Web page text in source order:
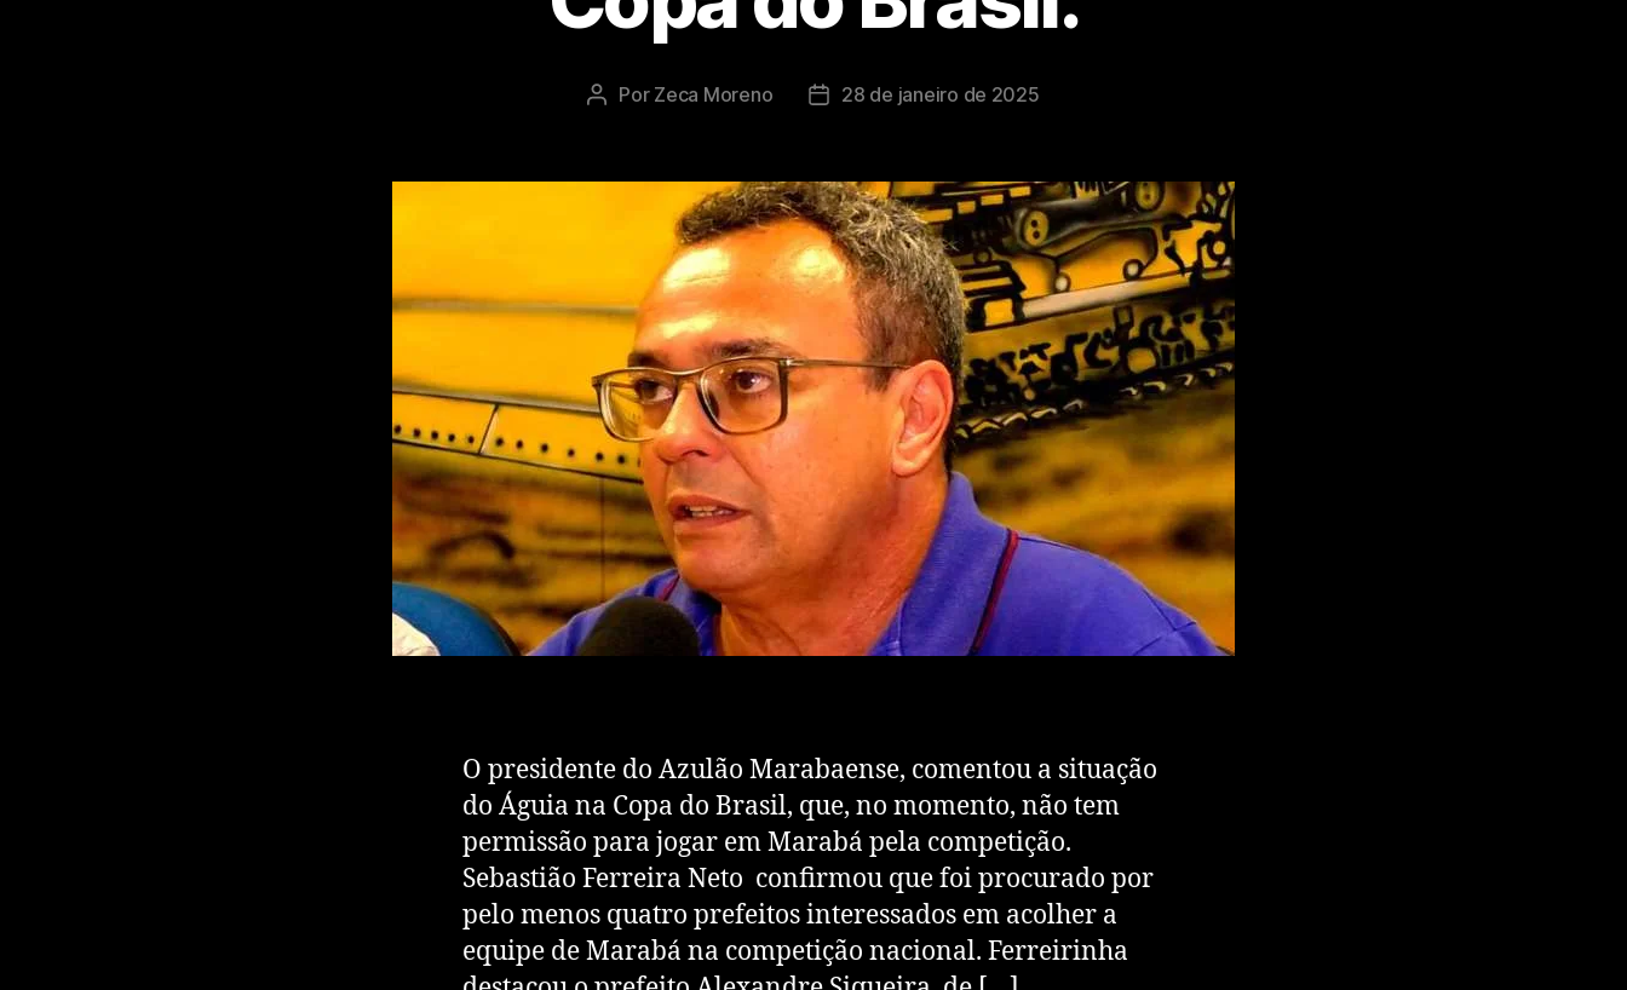
Por Zeca Moreno 28 de janeiro de 2025
O presidente do Azulão Marabaense, comentou a situação
do Águia na Copa do Brasil, que, no momento, não tem
permissão para jogar em Marabá pela competição.
Sebastião Ferreira Neto confirmou que foi procurado por
pelo menos quatro prefeitos interessados em acolher a
equipe de Marabá na competição nacional. Ferreirinha